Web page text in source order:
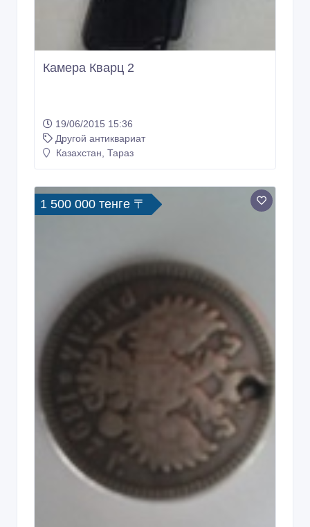
Камера Кварц 2
19/06/2015 15:36
Другой антиквариат
Казахстан, Тараз
1 500 000 тенге 〒